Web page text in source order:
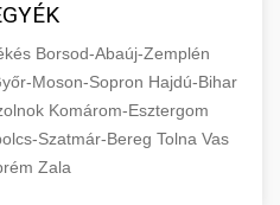
Borsod-Abaúj-Zemplén
Moson-Sopron Hajdú-Bihar
Komárom-Esztergom
Szatmár-Bereg Tolna Vas
Zala